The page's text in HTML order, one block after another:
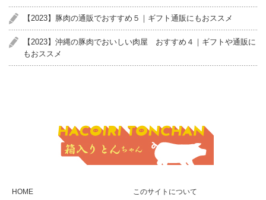
【2023】豚肉の通販でおすすめ５｜ギフト通販にもおススメ
【2023】沖縄の豚肉でおいしい肉屋 おすすめ４｜ギフトや通販に
もおススメ
HOME このサイトについて